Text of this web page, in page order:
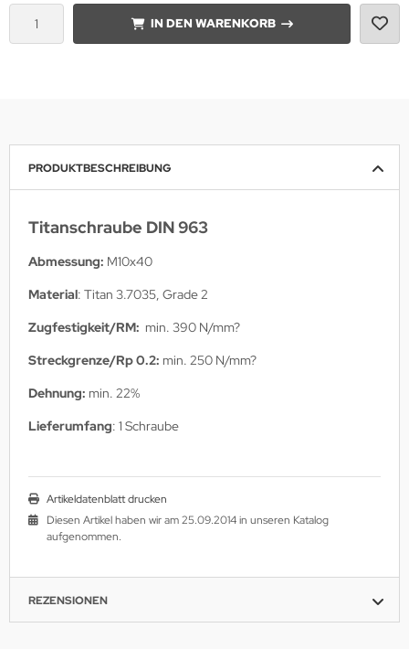
IN DEN WARENKORB
PRODUKTBESCHREIBUNG
Titanschraube DIN 963
Abmessung: M10x40
Material: Titan 3.7035, Grade 2
Zugfestigkeit/RM: min. 390 N/mm?
Streckgrenze/Rp 0.2: min. 250 N/mm?
Dehnung: min. 22%
Lieferumfang: 1 Schraube
Artikeldatenblatt drucken
Diesen Artikel haben wir am 25.09.2014 in unseren Katalog
aufgenommen.
REZENSIONEN